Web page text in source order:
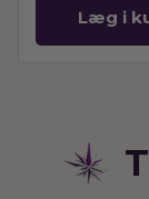
Læg i